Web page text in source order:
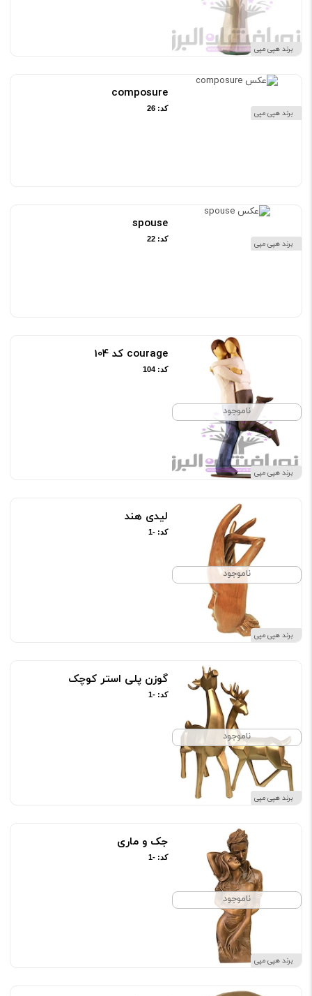
برند هپی مپی
برند هپی مپی
composure
کد: 26
برند هپی مپی
spouse
کد: 22
ناموجود
برند هپی مپی
courage کد 104
کد: 104
ناموجود
برند هپی مپی
لیدی هند
کد: -1
ناموجود
برند هپی مپی
گوزن پلی استر کوچک
کد: -1
ناموجود
برند هپی مپی
جک و ماری
کد: -1